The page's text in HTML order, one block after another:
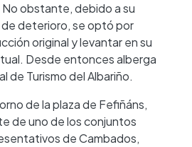
No obstante, debido a su
deterioro, se optó por
original y levantar en su
Desde entonces alberga
de Turismo del Albariño.
de la plaza de Fefiñáns,
de uno de los conjuntos
de Cambados,